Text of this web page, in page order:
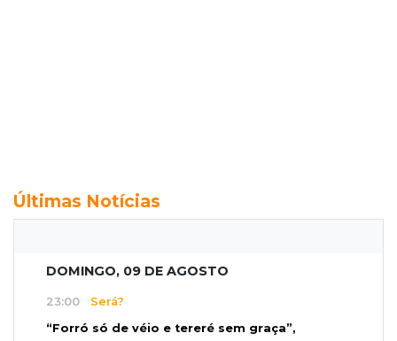
Últimas Notícias
DOMINGO, 09 DE AGOSTO
23:00 Será?
“Forró só de véio e tereré sem graça”,